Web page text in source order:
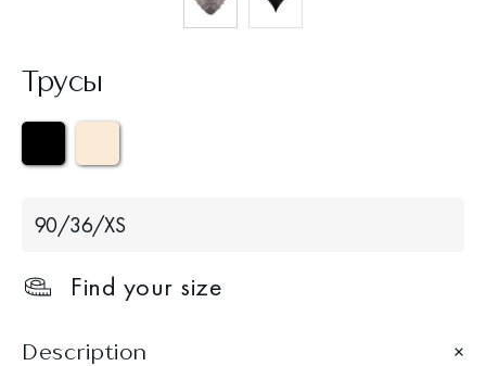
Трусы
90/36/XS
Find your size
Description